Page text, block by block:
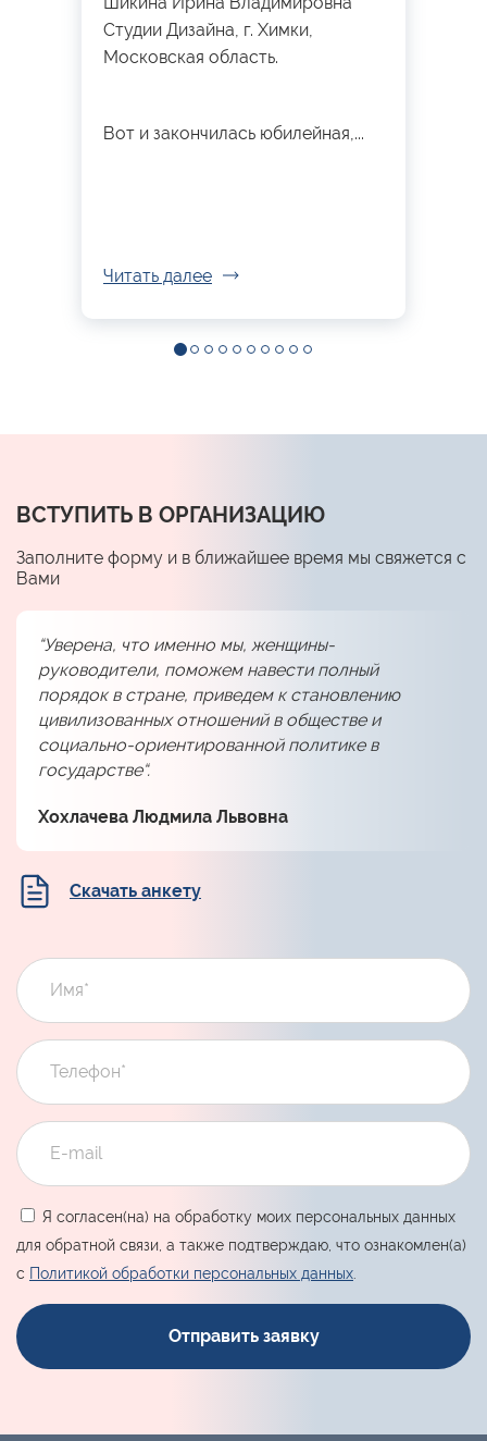
Студии Дизайна, г. Химки,
Московская область.
Вот и закончилась юбилейная,...
Читать далее
ВСТУПИТЬ В ОРГАНИЗАЦИЮ
Заполните форму и в ближайшее время мы свяжется с
Вами
“Уверена, что именно мы, женщины-
руководители, поможем навести полный
порядок в стране, приведем к становлению
цивилизованных отношений в обществе и
социально-ориентированной политике в
государстве“.
Хохлачева Людмила Львовна
Скачать анкету
Я согласен(на) на обработку моих персональных данных
для обратной связи, а также подтверждаю, что ознакомлен(а)
с Политикой обработки персональных данных